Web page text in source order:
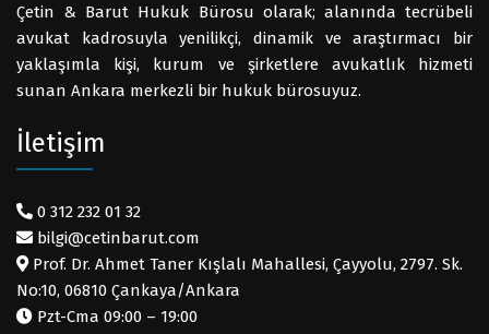
Çetin & Barut Hukuk Bürosu olarak; alanında tecrübeli
avukat kadrosuyla yenilikçi, dinamik ve araştırmacı bir
yaklaşımla kişi, kurum ve şirketlere avukatlık hizmeti
sunan Ankara merkezli bir hukuk bürosuyuz.
İletişim
0 312 232 01 32
bilgi@cetinbarut.com
Prof. Dr. Ahmet Taner Kışlalı Mahallesi, Çayyolu, 2797. Sk.
No:10, 06810 Çankaya/Ankara
Pzt-Cma 09:00 – 19:00